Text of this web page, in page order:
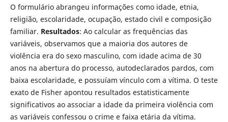
O formulário abrangeu informações como idade, etnia,
religião, escolaridade, ocupação, estado civil e composição
familiar. Resultados: Ao calcular as frequências das
variáveis, observamos que a maioria dos autores de
violência era do sexo masculino, com idade acima de 30
anos na abertura do processo, autodeclarados pardos, com
baixa escolaridade, e possuíam vínculo com a vítima. O teste
exato de Fisher apontou resultados estatisticamente
significativos ao associar a idade da primeira violência com
as variáveis confessou o crime e faixa etária da vítima.